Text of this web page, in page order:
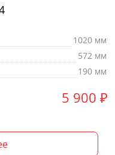
1020 мм
572 мм
190 мм
5 900 ₽